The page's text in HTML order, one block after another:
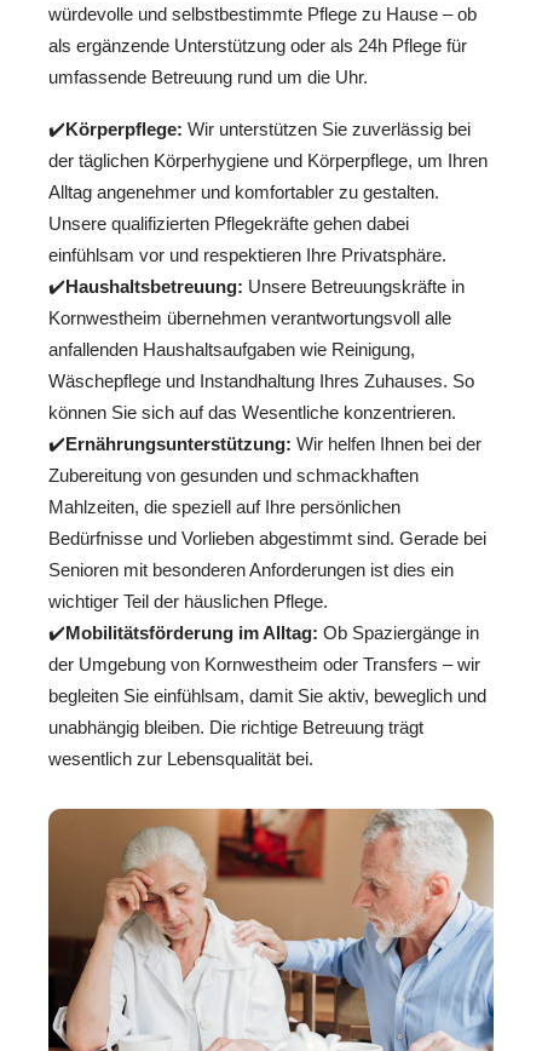
würdevolle und selbstbestimmte Pflege zu Hause – ob
als ergänzende Unterstützung oder als 24h Pflege für
umfassende Betreuung rund um die Uhr.
✔️Körperpflege: Wir unterstützen Sie zuverlässig bei
der täglichen Körperhygiene und Körperpflege, um Ihren
Alltag angenehmer und komfortabler zu gestalten.
Unsere qualifizierten Pflegekräfte gehen dabei
einfühlsam vor und respektieren Ihre Privatsphäre.
✔️Haushaltsbetreuung: Unsere Betreuungskräfte in
Kornwestheim übernehmen verantwortungsvoll alle
anfallenden Haushaltsaufgaben wie Reinigung,
Wäschepflege und Instandhaltung Ihres Zuhauses. So
können Sie sich auf das Wesentliche konzentrieren.
✔️Ernährungsunterstützung: Wir helfen Ihnen bei der
Zubereitung von gesunden und schmackhaften
Mahlzeiten, die speziell auf Ihre persönlichen
Bedürfnisse und Vorlieben abgestimmt sind. Gerade bei
Senioren mit besonderen Anforderungen ist dies ein
wichtiger Teil der häuslichen Pflege.
✔️Mobilitätsförderung im Alltag: Ob Spaziergänge in
der Umgebung von Kornwestheim oder Transfers – wir
begleiten Sie einfühlsam, damit Sie aktiv, beweglich und
unabhängig bleiben. Die richtige Betreuung trägt
wesentlich zur Lebensqualität bei.